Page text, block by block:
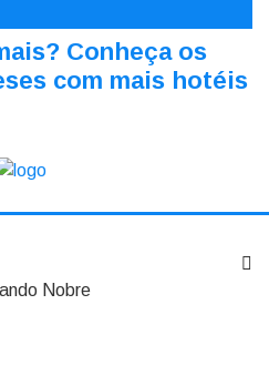
Conheça os
com mais hotéis
Nobre